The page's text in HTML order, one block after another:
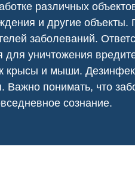
различных
и другие
заболеваний.
уничтожения
крысы и мыши.
понимать, что
сознание.